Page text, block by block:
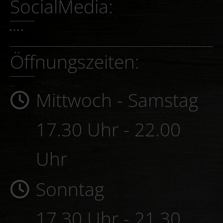
Sonntag
Uhr
Ruhetage: Mo. und
Di.
Reservieren:
+49 98 22 60 43